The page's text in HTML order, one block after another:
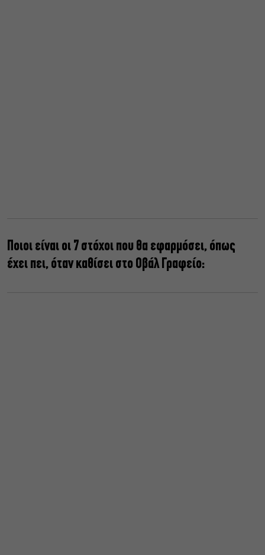
Ποιοι είναι οι 7 στόχοι που θα εφαρμόσει, όπως
έχει πει, όταν καθίσει στο Οβάλ Γραφείο: